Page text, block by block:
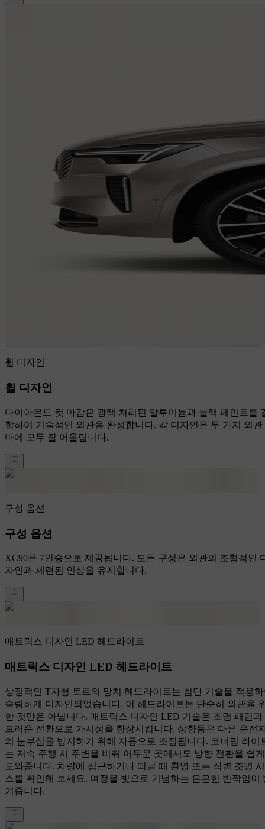
휠 디자인
휠 디자인
다이아몬드 컷 마감은 광택 처리된 알루미늄과 블랙 페인트를
합하여 기술적인 외관을 완성합니다. 각 디자인은 두 가지 외관
마에 모두 잘 어울립니다.
구성 옵션
구성 옵션
XC90은 7인승으로 제공됩니다. 모든 구성은 외관의 조형적인
자인과 세련된 인상을 유지합니다.
매트릭스 디자인 LED 헤드라이트
매트릭스 디자인 LED 헤드라이트
상징적인 T자형 토르의 망치 헤드라이트는 첨단 기술을 적용
슬림하게 디자인되었습니다. 이 헤드라이트는 단순히 외관을
한 것만은 아닙니다. 매트릭스 디자인 LED 기술은 조명 패턴과
드러운 전환으로 가시성을 향상시킵니다. 상향등은 다른 운전
의 눈부심을 방지하기 위해 자동으로 조정됩니다. 코너링 라이
는 저속 주행 시 주변을 비춰 어두운 곳에서도 방향 전환을 쉽게
도와줍니다. 차량에 접근하거나 떠날 때 환영 또는 작별 조명
스를 확인해 보세요. 여정을 빛으로 기념하는 은은한 반짝임이
겨줍니다.